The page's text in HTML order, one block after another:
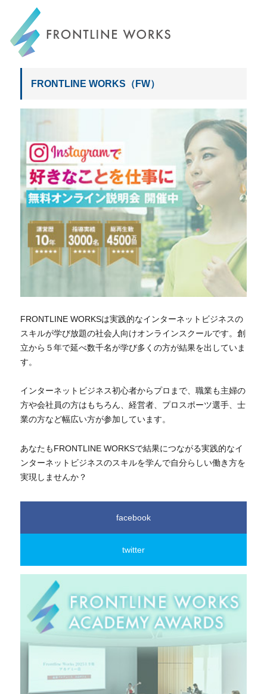
FRONTLINE WORKS
FRONTLINE WORKS（FW）
FRONTLINE WORKSは実践的なインターネットビジネスの
スキルが学び放題の社会人向けオンラインスクールです。創
立から５年で延べ数千名が学び多くの方が結果を出していま
す。
インターネットビジネス初心者からプロまで、職業も主婦の
方や会社員の方はもちろん、経営者、プロスポーツ選手、士
業の方など幅広い方が参加しています。
あなたもFRONTLINE WORKSで結果につながる実践的なイ
ンターネットビジネスのスキルを学んで自分らしい働き方を
実現しませんか？
facebook
twitter